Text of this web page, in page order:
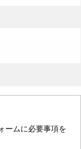
ームに必要事項を